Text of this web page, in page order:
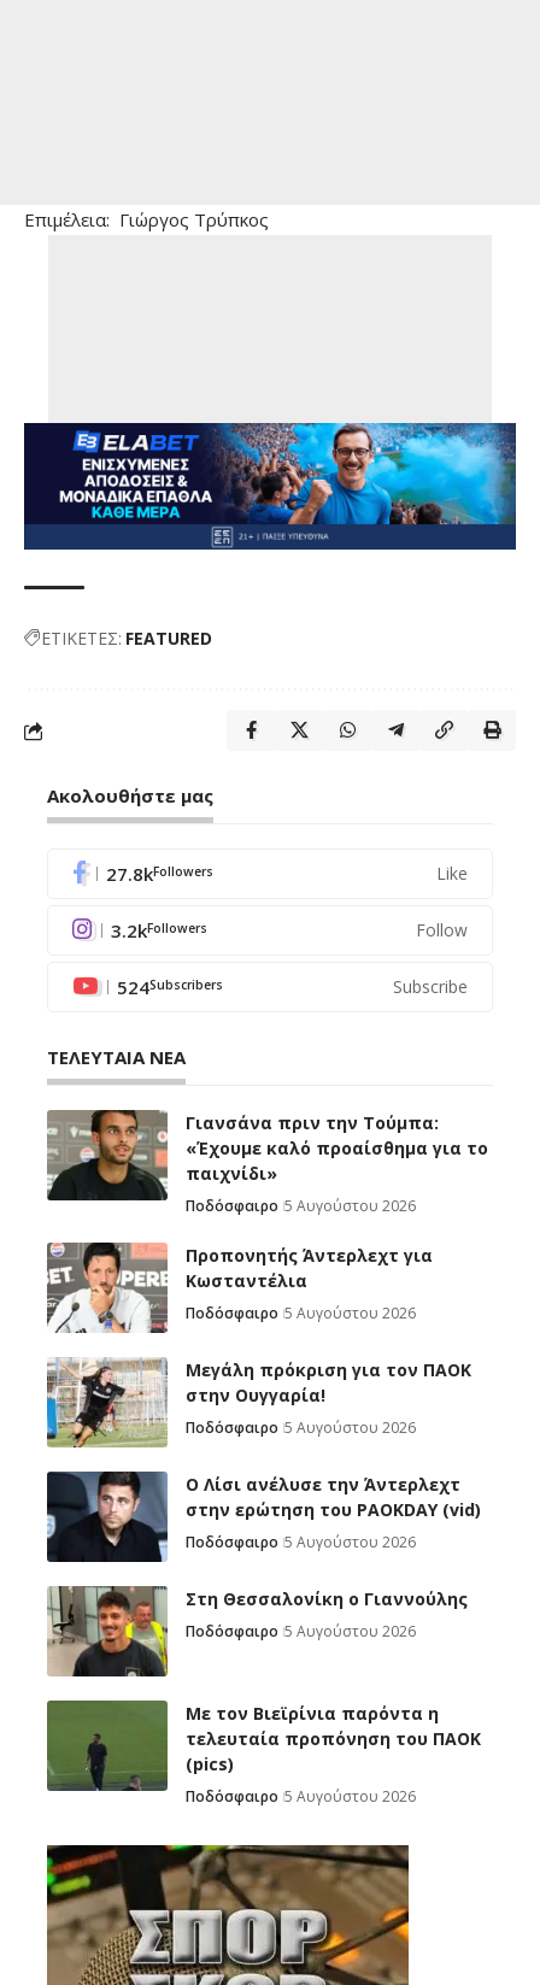
Επιμέλεια: Γιώργος Τρύπκος
ΕΤΙΚΕΤΕΣ: FEATURED
Ακολουθήστε μας
27.8kFollowers Like
3.2kFollowers Follow
524Subscribers Subscribe
ΤΕΛΕΥΤΑΙΑ ΝΕΑ
Γιανσάνα πριν την Τούμπα:
«Έχουμε καλό προαίσθημα για το
παιχνίδι»
Ποδόσφαιρο 5 Αυγούστου 2026
Προπονητής Άντερλεχτ για
Κωσταντέλια
Ποδόσφαιρο 5 Αυγούστου 2026
Μεγάλη πρόκριση για τον ΠΑΟΚ
στην Ουγγαρία!
Ποδόσφαιρο 5 Αυγούστου 2026
Ο Λίσι ανέλυσε την Άντερλεχτ
στην ερώτηση του PAOKDAY (vid)
Ποδόσφαιρο 5 Αυγούστου 2026
Στη Θεσσαλονίκη ο Γιαννούλης
Ποδόσφαιρο 5 Αυγούστου 2026
Με τον Βιεϊρίνια παρόντα η
τελευταία προπόνηση του ΠΑΟΚ
(pics)
Ποδόσφαιρο 5 Αυγούστου 2026